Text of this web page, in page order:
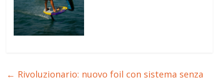
← Rivoluzionario: nuovo foil con sistema senza